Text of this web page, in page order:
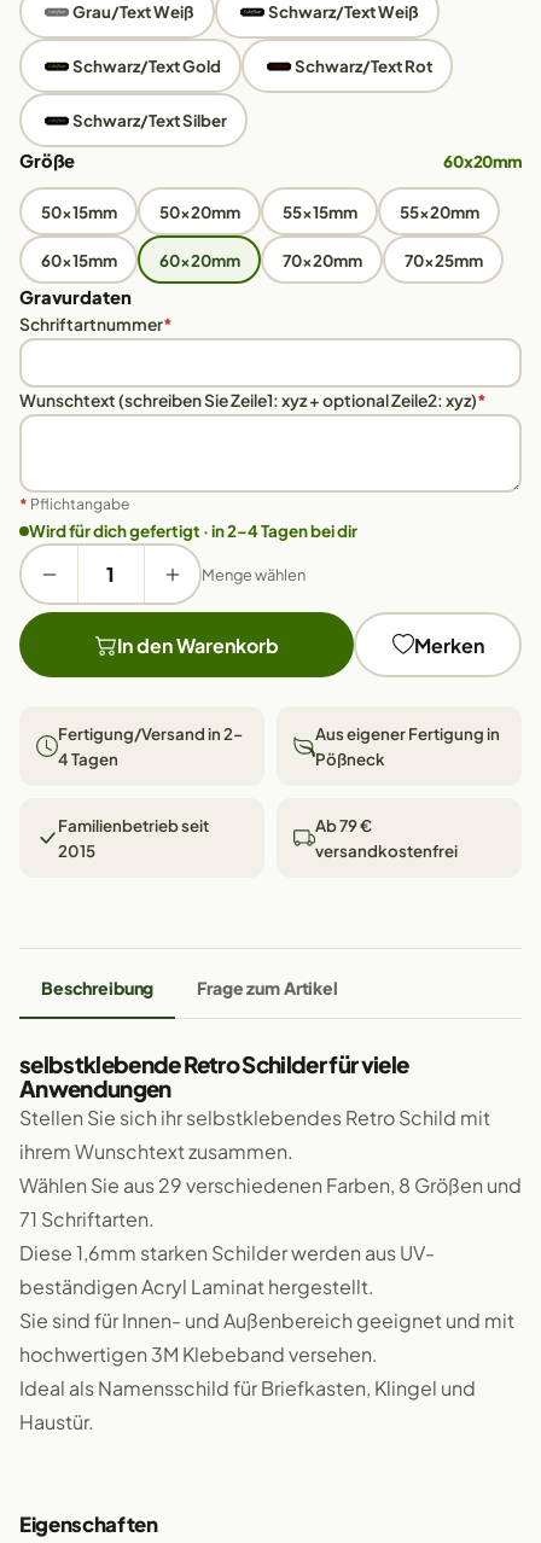
Grau/Text Weiß Schwarz/Text Weiß
Schwarz/Text Gold Schwarz/Text Rot
Schwarz/Text Silber
Größe 60x20mm
50x15mm 50x20mm 55x15mm 55x20mm
60x15mm 60x20mm 70x20mm 70x25mm
Gravurdaten
Schriftartnummer*
Wunschtext (schreiben Sie Zeile1: xyz + optional Zeile2: xyz)*
* Pflichtangabe
Wird für dich gefertigt · in 2–4 Tagen bei dir
Menge wählen
In den Warenkorb Merken
Fertigung/Versand in 2–
4 Tagen
Aus eigener Fertigung in
Pößneck
Familienbetrieb seit
2015
Ab 79 €
versandkostenfrei
Beschreibung Frage zum Artikel
selbstklebende Retro Schilder für viele
Anwendungen
Stellen Sie sich ihr selbstklebendes Retro Schild mit
ihrem Wunschtext zusammen.
Wählen Sie aus 29 verschiedenen Farben, 8 Größen und
71 Schriftarten.
Diese 1,6mm starken Schilder werden aus UV-
beständigen Acryl Laminat hergestellt.
Sie sind für Innen- und Außenbereich geeignet und mit
hochwertigen 3M Klebeband versehen.
Ideal als Namensschild für Briefkasten, Klingel und
Haustür.
Eigenschaften